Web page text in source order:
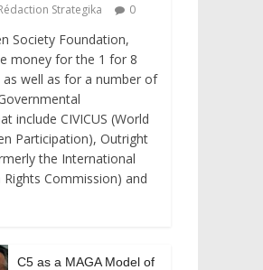
Strategika 0
Society Foundation,
money for the 1 for 8
as well as for a number of
include CIVICUS (World
Participation), Outright
the International
Rights Commission) and
C5 as a MAGA Model of